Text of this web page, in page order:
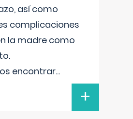
así como
complicaciones
la madre como
encontrar...
+